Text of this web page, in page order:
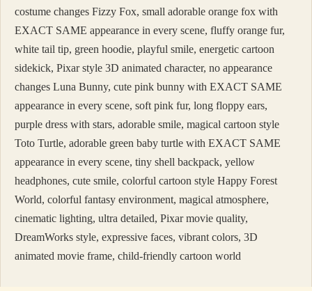
costume changes Fizzy Fox, small adorable orange fox with
EXACT SAME appearance in every scene, fluffy orange fur,
white tail tip, green hoodie, playful smile, energetic cartoon
sidekick, Pixar style 3D animated character, no appearance
changes Luna Bunny, cute pink bunny with EXACT SAME
appearance in every scene, soft pink fur, long floppy ears,
purple dress with stars, adorable smile, magical cartoon style
Toto Turtle, adorable green baby turtle with EXACT SAME
appearance in every scene, tiny shell backpack, yellow
headphones, cute smile, colorful cartoon style Happy Forest
World, colorful fantasy environment, magical atmosphere,
cinematic lighting, ultra detailed, Pixar movie quality,
DreamWorks style, expressive faces, vibrant colors, 3D
animated movie frame, child-friendly cartoon world